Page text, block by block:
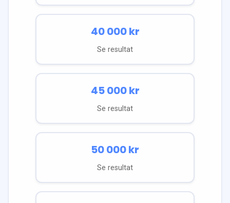
40 000kr
Se resultat
45 000kr
Se resultat
50 000kr
Se resultat